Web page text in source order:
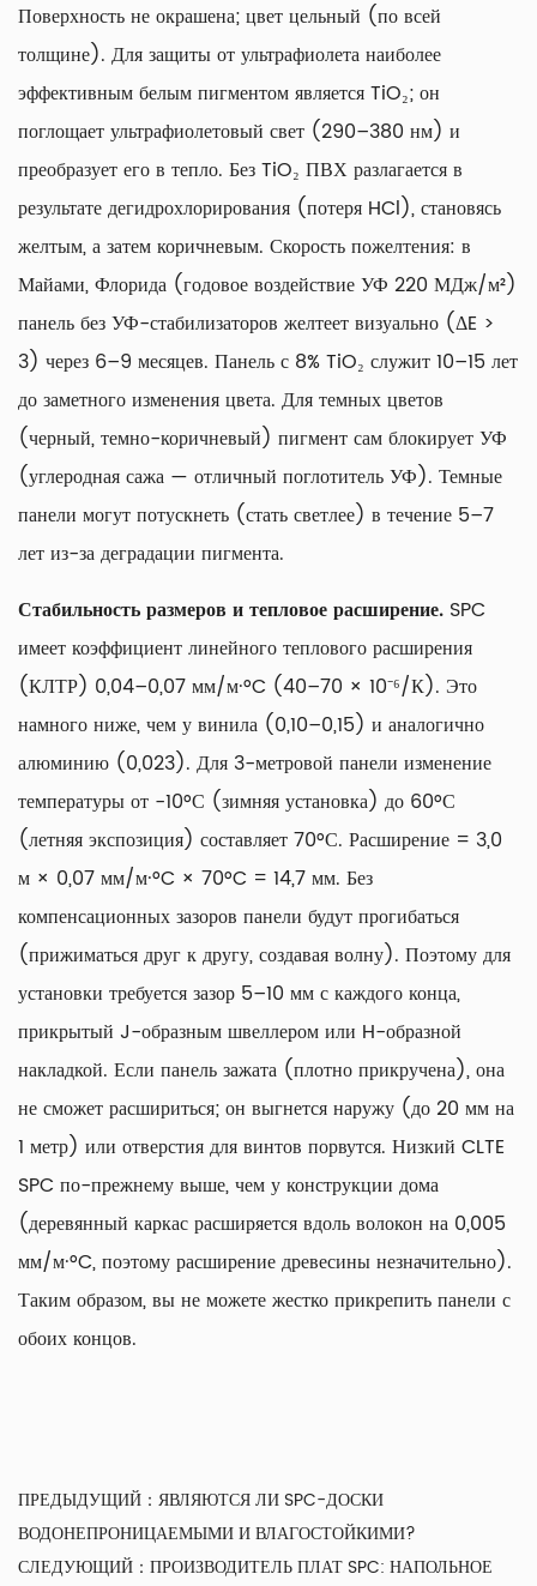
Поверхность не окрашена; цвет цельный (по всей
толщине). Для защиты от ультрафиолета наиболее
эффективным белым пигментом является TiO₂; он
поглощает ультрафиолетовый свет (290–380 нм) и
преобразует его в тепло. Без TiO₂ ПВХ разлагается в
результате дегидрохлорирования (потеря HCl), становясь
желтым, а затем коричневым. Скорость пожелтения: в
Майами, Флорида (годовое воздействие УФ 220 МДж/м²)
панель без УФ-стабилизаторов желтеет визуально (ΔE >
3) через 6–9 месяцев. Панель с 8% TiO₂ служит 10–15 лет
до заметного изменения цвета. Для темных цветов
(черный, темно-коричневый) пигмент сам блокирует УФ
(углеродная сажа — отличный поглотитель УФ). Темные
панели могут потускнеть (стать светлее) в течение 5–7
лет из-за деградации пигмента.
Стабильность размеров и тепловое расширение. SPC
имеет коэффициент линейного теплового расширения
(КЛТР) 0,04–0,07 мм/м·°C (40–70 × 10⁻⁶/К). Это
намного ниже, чем у винила (0,10–0,15) и аналогично
алюминию (0,023). Для 3-метровой панели изменение
температуры от -10°С (зимняя установка) до 60°С
(летняя экспозиция) составляет 70°С. Расширение = 3,0
м × 0,07 мм/м·°C × 70°C = 14,7 мм. Без
компенсационных зазоров панели будут прогибаться
(прижиматься друг к другу, создавая волну). Поэтому для
установки требуется зазор 5–10 мм с каждого конца,
прикрытый J-образным швеллером или H-образной
накладкой. Если панель зажата (плотно прикручена), она
не сможет расшириться; он выгнется наружу (до 20 мм на
1 метр) или отверстия для винтов порвутся. Низкий CLTE
SPC по-прежнему выше, чем у конструкции дома
(деревянный каркас расширяется вдоль волокон на 0,005
мм/м·°C, поэтому расширение древесины незначительно).
Таким образом, вы не можете жестко прикрепить панели с
обоих концов.
ПРЕДЫДУЩИЙ： ЯВЛЯЮТСЯ ЛИ SPC-ДОСКИ
ВОДОНЕПРОНИЦАЕМЫМИ И ВЛАГОСТОЙКИМИ?
СЛЕДУЮЩИЙ： ПРОИЗВОДИТЕЛЬ ПЛАТ SPC: НАПОЛЬНОЕ